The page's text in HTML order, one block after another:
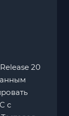
20
с